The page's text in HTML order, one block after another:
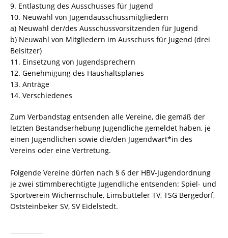
9. Entlastung des Ausschusses für Jugend
10. Neuwahl von Jugendausschussmitgliedern
a) Neuwahl der/des Ausschussvorsitzenden für Jugend
b) Neuwahl von Mitgliedern im Ausschuss für Jugend (drei
Beisitzer)
11. Einsetzung von Jugendsprechern
12. Genehmigung des Haushaltsplanes
13. Anträge
14. Verschiedenes
Zum Verbandstag entsenden alle Vereine, die gemäß der
letzten Bestandserhebung Jugendliche gemeldet haben, je
einen Jugendlichen sowie die/den Jugendwart*in des
Vereins oder eine Vertretung.
Folgende Vereine dürfen nach § 6 der HBV-Jugendordnung
je zwei stimmberechtigte Jugendliche entsenden: Spiel- und
Sportverein Wichernschule, Eimsbütteler TV, TSG Bergedorf,
Oststeinbeker SV, SV Eidelstedt.